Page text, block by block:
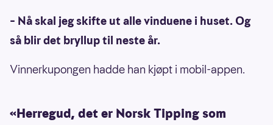
– Nå skal jeg skifte ut alle vinduene i huset. Og
så blir det bryllup til neste år.
Vinnerkupongen hadde han kjøpt i mobil-appen.
«Herregud, det er Norsk Tipping som